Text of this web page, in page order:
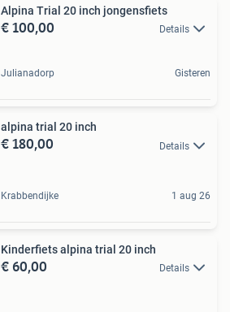
Alpina Trial 20 inch jongensfiets
€ 100,00 Details
Julianadorp Gisteren
alpina trial 20 inch
€ 180,00 Details
Krabbendijke 1 aug 26
Kinderfiets alpina trial 20 inch
€ 60,00 Details